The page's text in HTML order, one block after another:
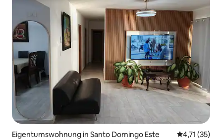
Eigentumswohnung in Santo Domingo Este
4,71 (35)